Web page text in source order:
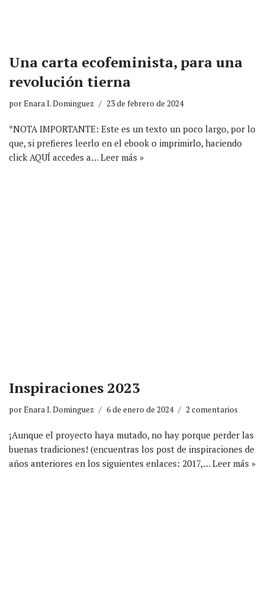
Una carta ecofeminista, para una
revolución tierna
porEnara I. Dominguez 23 de febrero de 2024
*NOTA IMPORTANTE: Este es un texto un poco largo, por lo
que, si prefieres leerlo en el ebook o imprimirlo, haciendo
click AQUÍ accedes a…Leer más »
Inspiraciones 2023
porEnara I. Dominguez 6 de enero de 2024 2 comentarios
¡Aunque el proyecto haya mutado, no hay porque perder las
buenas tradiciones! (encuentras los post de inspiraciones de
años anteriores en los siguientes enlaces: 2017,…Leer más »